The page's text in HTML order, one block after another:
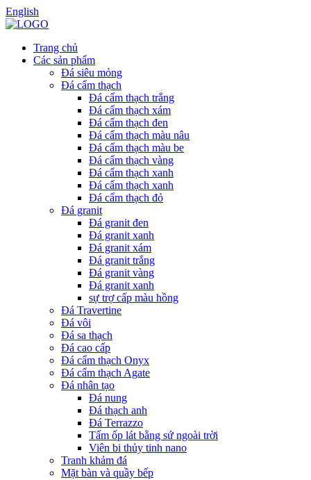
English
Trang chủ
Các sản phẩm
Đá siêu mỏng
Đá cẩm thạch
Đá cẩm thạch trắng
Đá cẩm thạch xám
Đá cẩm thạch đen
Đá cẩm thạch màu nâu
Đá cẩm thạch màu be
Đá cẩm thạch vàng
Đá cẩm thạch xanh
Đá cẩm thạch xanh
Đá cẩm thạch đỏ
Đá granit
Đá granit đen
Đá granit xanh
Đá granit xám
Đá granit trắng
Đá granit vàng
Đá granit xanh
sự trợ cấp màu hồng
Đá Travertine
Đá vôi
Đá sa thạch
Đá cao cấp
Đá cẩm thạch Onyx
Đá cẩm thạch Agate
Đá nhân tạo
Đá nung
Đá thạch anh
Đá Terrazzo
Tấm ốp lát bằng sứ ngoài trời
Viên bi thủy tinh nano
Tranh khảm đá
Mặt bàn và quầy bếp